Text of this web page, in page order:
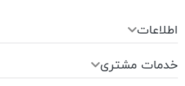
اطلاعات
خدمات مشتری